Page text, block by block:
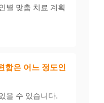
별 맞춤 치료 계획
함은 어느 정도인
을 수 있습니다.